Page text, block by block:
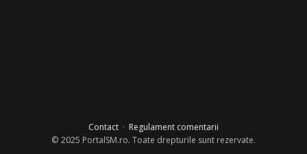
Contact· Regulament comentarii
© 2025 PortalSM.ro. Toate drepturile sunt rezervate.